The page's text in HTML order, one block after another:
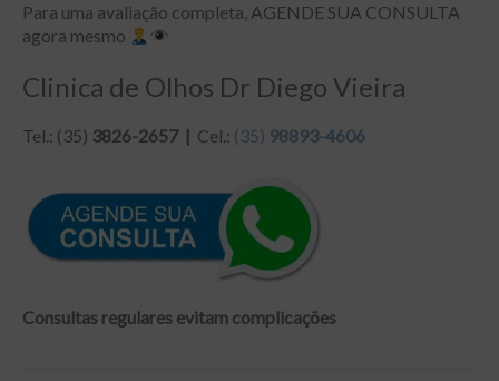
Para uma avaliação completa, AGENDE SUA CONSULTA
agora mesmo
Clinica de Olhos Dr Diego Vieira
Tel.: (35) 3826-2657 | Cel.: (35) 98893-4606
Consultas regulares evitam complicações